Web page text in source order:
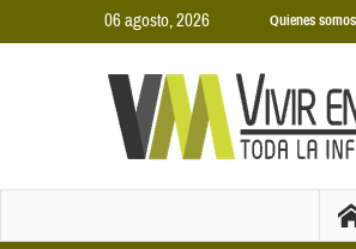
06 agosto, 2026 Quienes